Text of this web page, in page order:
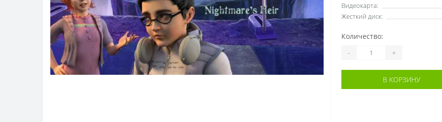
Видеокарта:
Жесткий диск:
Количество:
- +
В КОРЗИНУ